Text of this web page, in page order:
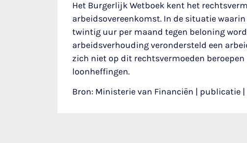
Het Burgerlijk Wetboek kent het
arbeidsovereenkomst. In de situatie
twintig uur per maand tegen beloning
arbeidsverhouding verondersteld een
zich niet op dit rechtsvermoeden
loonheffingen.
Bron: Ministerie van Financiën | publicatie |